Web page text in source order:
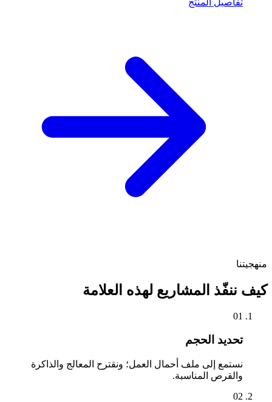
تفاصيل المنتج
منهجيتنا
كيف ننفّذ المشاريع لهذه العلامة
01
تحديد الحجم
نستمع إلى ملف أحمال العمل؛ ونقترح المعالج والذاكرة
والقرص المناسبة.
02